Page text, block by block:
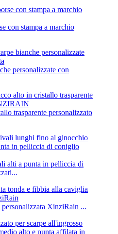
con stampa a marchio
personalizzate con
trasparente personalizzato
alti a punta in pelliccia di
XinziRain ...